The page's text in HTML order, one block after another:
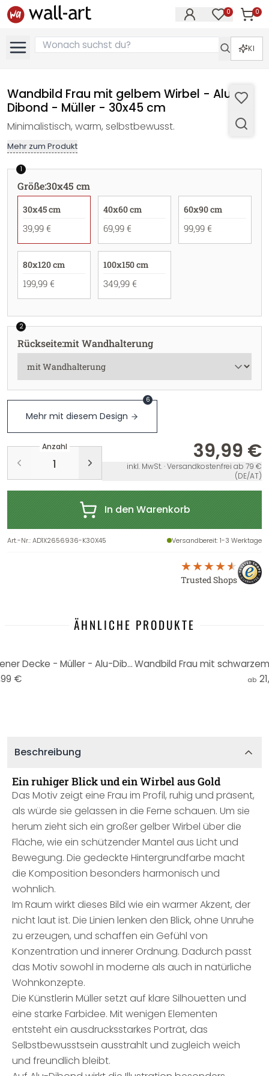
0 0
KI
Wandbild Frau mit gelbem Wirbel - Alu-
Dibond - Müller - 30x45 cm
Minimalistisch, warm, selbstbewusst.
Mehr zum Produkt
1
Größe:30x45 cm
30x45 cm
39,99 €
40x60 cm
69,99 €
60x90 cm
99,99 €
80x120 cm
199,99 €
100x150 cm
349,99 €
2
Rückseite:mit Wandhalterung
Mehr mit diesem Design
6
Anzahl 39,99 €
inkl. MwSt. · Versandkostenfrei ab 79 €
(DE/AT)
In den Warenkorb
Art.-Nr.:AD1X2656936-K30X45 Versandbereit: 1-3 Werktage
Trusted Shops
ÄHNLICHE PRODUKTE
Wandbild Frau mit orangefarbener Decke - Müller - Alu-Dibond - Rund
€
ab
Beschreibung
Ein ruhiger Blick und ein Wirbel aus Gold
Das Motiv zeigt eine Frau im Profil, ruhig und präsent,
als würde sie gelassen in die Ferne schauen. Um sie
herum zieht sich ein großer gelber Wirbel über die
Fläche, wie ein schützender Mantel aus Licht und
Bewegung. Die gedeckte Hintergrundfarbe macht
die Komposition besonders harmonisch und
wohnlich.
Im Raum wirkt dieses Bild wie ein warmer Akzent, der
nicht laut ist. Die Linien lenken den Blick, ohne Unruhe
zu erzeugen, und schaffen ein Gefühl von
Konzentration und innerer Ordnung. Dadurch passt
das Motiv sowohl in moderne als auch in natürliche
Wohnkonzepte.
Die Künstlerin Müller setzt auf klare Silhouetten und
eine starke Farbidee. Mit wenigen Elementen
entsteht ein ausdrucksstarkes Porträt, das
Selbstbewusstsein ausstrahlt und zugleich weich
und freundlich bleibt.